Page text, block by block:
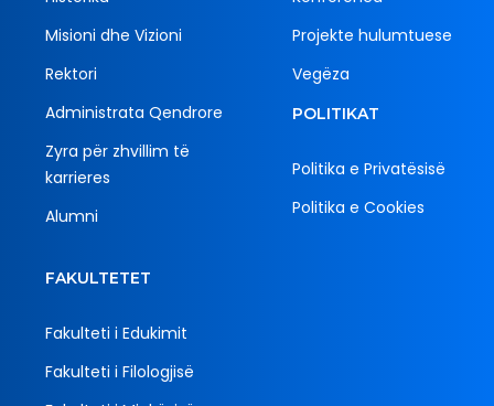
Misioni dhe Vizioni
Rektori
Administrata Qendrore
Zyra për zhvillim të
karrieres
Alumni
Projekte hulumtuese
Vegëza
POLITIKAT
Politika e Privatësisë
Politika e Cookies
FAKULTETET
Fakulteti i Edukimit
Fakulteti i Filologjisë